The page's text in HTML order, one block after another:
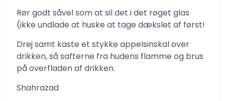
Rør godt såvel som at sil det i det røget glas
(ikke undlade at huske at tage dækslet af først!
Drej samt kaste et stykke appelsinskal over
drikken, så safterne fra hudens flamme og brus
på overfladen af ​​drikken.
Shahrazad